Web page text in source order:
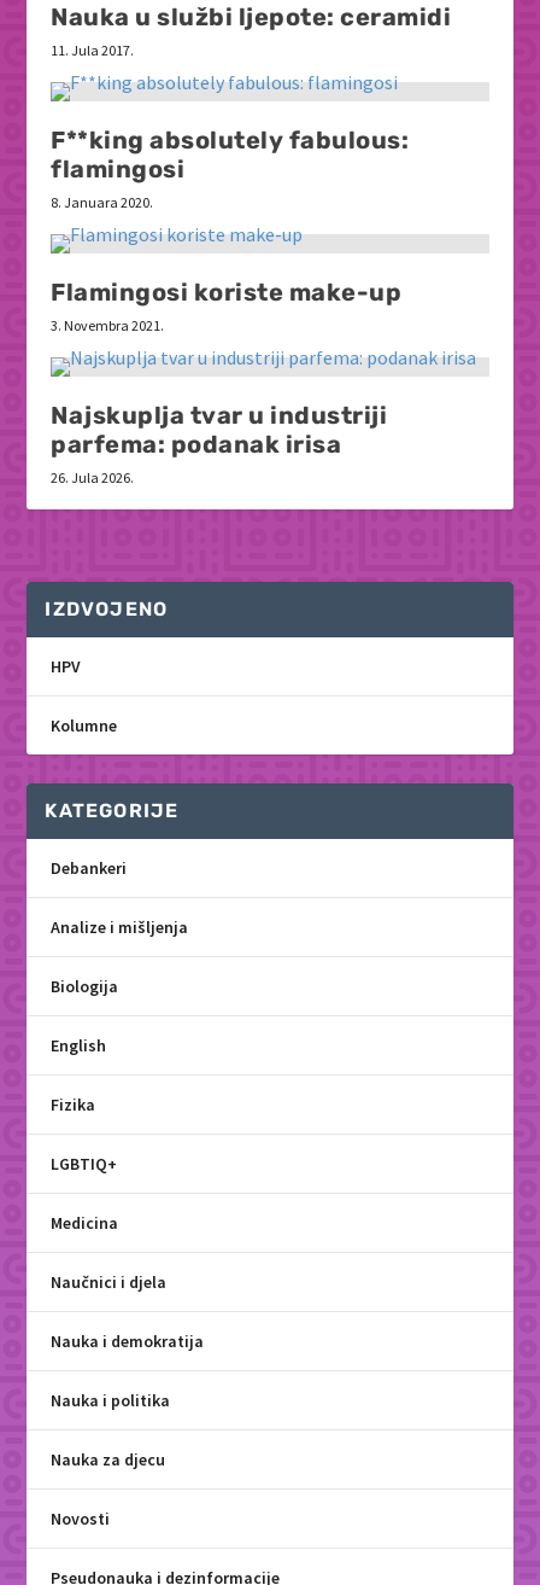
Nauka u službi ljepote: ceramidi
11. Jula 2017.
F**king absolutely fabulous:
flamingosi
8. Januara 2020.
Flamingosi koriste make-up
3. Novembra 2021.
Najskuplja tvar u industriji
parfema: podanak irisa
26. Jula 2026.
IZDVOJENO
HPV
Kolumne
KATEGORIJE
Debankeri
Analize i mišljenja
Biologija
English
Fizika
LGBTIQ+
Medicina
Naučnici i djela
Nauka i demokratija
Nauka i politika
Nauka za djecu
Novosti
Pseudonauka i dezinformacije